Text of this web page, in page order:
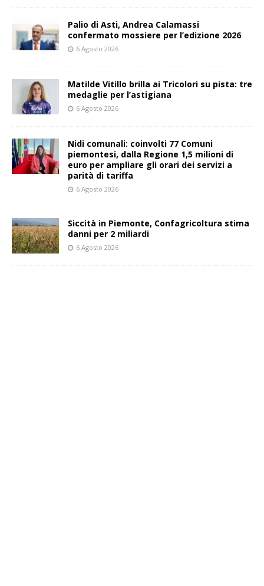
Palio di Asti, Andrea Calamassi
confermato mossiere per l’edizione 2026
6 Agosto 2026
Matilde Vitillo brilla ai Tricolori su pista: tre
medaglie per l’astigiana
6 Agosto 2026
Nidi comunali: coinvolti 77 Comuni
piemontesi, dalla Regione 1,5 milioni di
euro per ampliare gli orari dei servizi a
parità di tariffa
6 Agosto 2026
Siccità in Piemonte, Confagricoltura stima
danni per 2 miliardi
6 Agosto 2026